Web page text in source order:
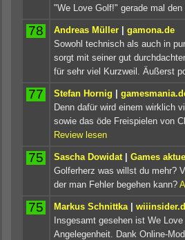
"We Love Golf!" gerade mal den
78 Andreas Müller | gamona.de
Sowohl technisch als auch in
sorgt mit seiner gut
für sehr viel Kurzweil. Äußerst
77 Stefan Hornig |
Denn dafür wird einem wirklich
sowie das öde Freispielen von
Review lesen
75 Sascha Dowidat | Games
Golferherz was willst du mehr?
der man Fehler begehen kann?
75 Markus Schnittka |
Insgesamt gesehen ist We
Angelegenheit. Dank Online-